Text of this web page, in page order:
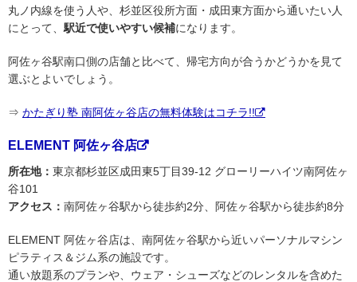
丸ノ内線を使う人や、杉並区役所方面・成田東方面から通いたい人
にとって、 駅近で使いやすい候補になります。
阿佐ヶ谷駅南口側の店舗と比べて、帰宅方向が合うかどうかを見て
選ぶとよいでしょう。
⇒ かたぎり塾 南阿佐ヶ谷店の無料体験はコチラ!!
ELEMENT 阿佐ヶ谷店
所在地： 東京都杉並区成田東5丁目39-12 グローリーハイツ南阿佐ヶ
谷101
アクセス： 南阿佐ヶ谷駅から徒歩約2分、阿佐ヶ谷駅から徒歩約8分
ELEMENT 阿佐ヶ谷店は、南阿佐ヶ谷駅から近いパーソナルマシン
ピラティス＆ジム系の施設です。
通い放題系のプランや、ウェア・シューズなどのレンタルを含めた